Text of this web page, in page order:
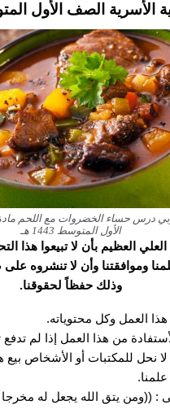
الأسرية الصف الأول المتوسط
درس حساء الخضروات مع اللحم مادة
الأول المتوسط 1443 هـ
العلي العظيم بأن لا تبيعوا هذا
وموافقتنا وأن لا تنشروه
وذلك حفظاً لحقوقنا.
هذا العمل وكل محتوياته.
من هذا العمل إذا لم تدفع
لا نحل للمكتبات أو الأشخاص بيع
: ((ومن يتق الله يجعل له